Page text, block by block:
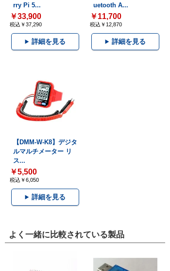
rry Pi 5...
￥33,900
税込￥37,290
詳細を見る
uetooth A...
￥11,700
税込￥12,870
詳細を見る
【DMM-W-K8】デジタ
ルマルチメーター リ
ス...
￥5,500
税込￥6,050
詳細を見る
よく一緒に比較されている製品